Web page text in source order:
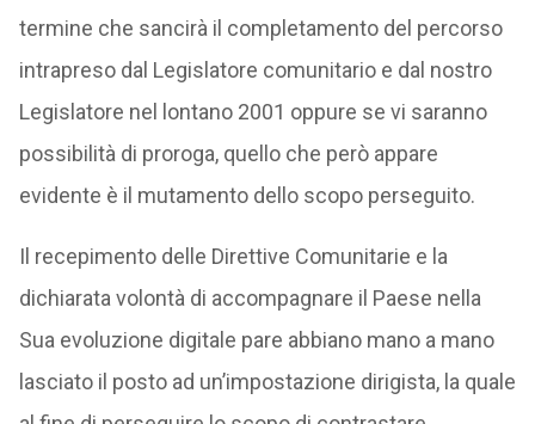
termine che sancirà il completamento del percorso
intrapreso dal Legislatore comunitario e dal nostro
Legislatore nel lontano 2001 oppure se vi saranno
possibilità di proroga, quello che però appare
evidente è il mutamento dello scopo perseguito.
Il recepimento delle Direttive Comunitarie e la
dichiarata volontà di accompagnare il Paese nella
Sua evoluzione digitale pare abbiano mano a mano
lasciato il posto ad un’impostazione dirigista, la quale